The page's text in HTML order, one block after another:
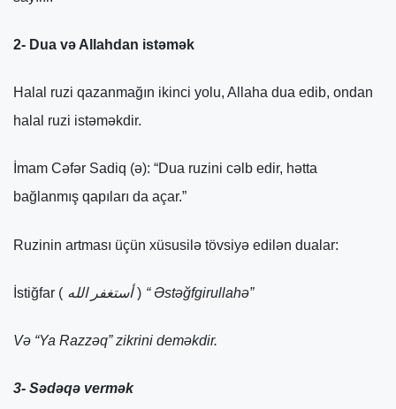
2- Dua və Allahdan istəmək
Halal ruzi qazanmağın ikinci yolu, Allaha dua edib, ondan
halal ruzi istəməkdir.
İmam Cəfər Sadiq (ə): “Dua ruzini cəlb edir, hətta
bağlanmış qapıları da açar.”
Ruzinin artması üçün xüsusilə tövsiyə edilən dualar:
İstiğfar ( أستغفر الله ) “ Əstəğfgirullahə”
Və “Ya Razzəq” zikrini deməkdir.
3- Sədəqə vermək